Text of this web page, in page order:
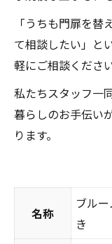
「うちも門扉を
て相談したい」と
軽にご相談くださ
私たちスタッフ一
暮らしのお手伝い
ります。
名称
ブル
き